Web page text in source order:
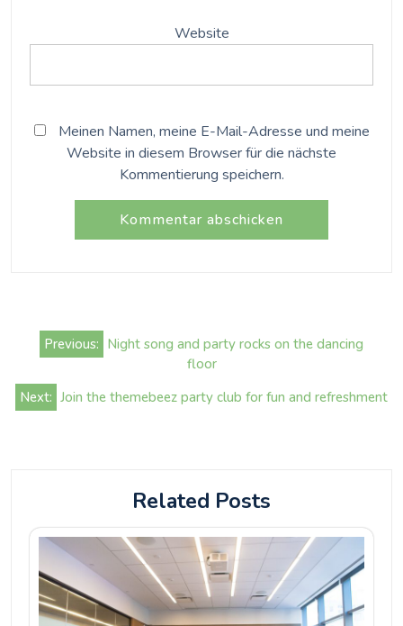
Website
Meinen Namen, meine E-Mail-Adresse und meine
Website in diesem Browser für die nächste
Kommentierung speichern.
Beitrags-
Navigation
Previous: Night song and party rocks on the dancing
floor
Next: Join the themebeez party club for fun and refreshment
Related Posts